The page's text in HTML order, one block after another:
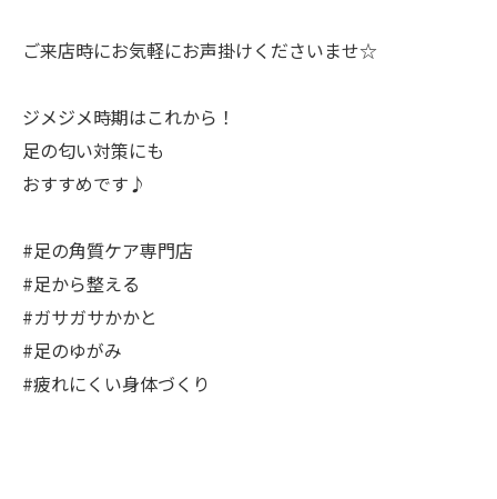
ご来店時にお気軽にお声掛けくださいませ☆
ジメジメ時期はこれから！
足の匂い対策にも
おすすめです♪
#足の角質ケア専門店
#足から整える
#ガサガサかかと
#足のゆがみ
#疲れにくい身体づくり